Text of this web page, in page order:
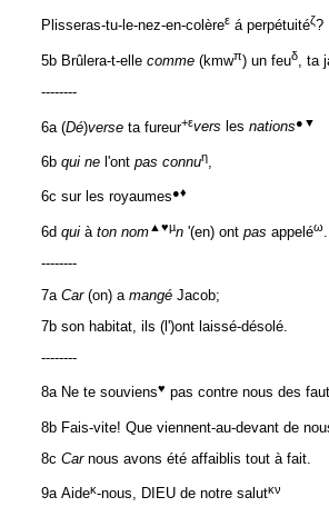
Plisseras-tu-le-nez-en-colèreε á perpétuitéζ?
5b Brûlera-t-elle comme (kmwπ) un feuδ, ta
--------
6a (Dé)verse ta fureur+εvers les nations●▼
6b qui ne l'ont pas connuη,
6c sur les royaumes●♦
6d qui à ton nom ▲♥µn '(en) ont pas appeléω.
--------
7a Car(on) a mangé Jacob;
7b son habitat, ils (l')ont laissé-désolé.
--------
8a Ne te souviens♥ pas contre nous des
8b Fais-vite! Que viennent-au-devant de
8c Carnous avons été affaiblis tout à fait.
9a Aideκ-nous, DIEU de notre salutκν